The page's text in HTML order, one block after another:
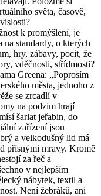
světa, časově,
k promýšlení, je
na standardy, o kterých
hry, zábavy, pocit, že
vděčnosti, střídmosti?
Greena: „Poprosím
města, jednoho z
se zrcadlí v
na podzim hrají
šarlat jeřabin, do
zařízení jsou
a velkodušný lid má
přísnými mravy. Kromě
za řeč a
v nejlepším
nábytek, textil a
Není žebráků, ani